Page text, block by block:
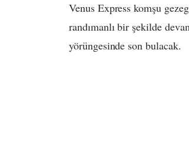
Venus Express komşu
randımanlı bir şekilde
yörüngesinde son bulacak.